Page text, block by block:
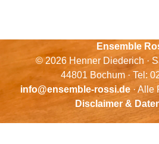
Ensemble
© 2026 Henner Diederich ·
44801 Bochum · Tel:
info@ensemble-rossi.de· Alle
Disclaimer &